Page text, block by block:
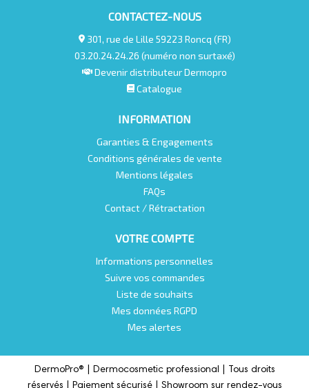
CONTACTEZ-NOUS
301, rue de Lille 59223 Roncq (FR)
03.20.24.24.26 (numéro non surtaxé)
Devenir distributeur Dermopro
Catalogue
INFORMATION
Garanties & Engagements
Conditions générales de vente
Mentions légales
FAQs
Contact / Rétractation
VOTRE COMPTE
Informations personnelles
Suivre vos commandes
Liste de souhaits
Mes données RGPD
Mes alertes
DermoPro® | Dermocosmetic professional |
Tous droits
réservés | Paiement sécurisé | Showroom sur rendez-vous